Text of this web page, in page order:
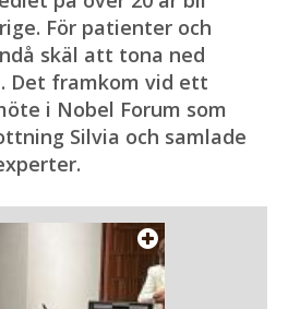
För patienter och
skäl att tona ned
Det framkom vid ett
i Nobel Forum som
Silvia och samlade